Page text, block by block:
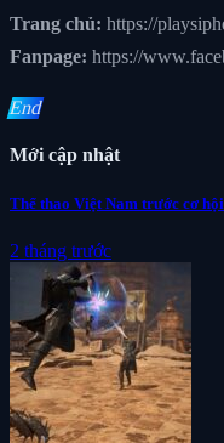
Trang chủ: https://
Fanpage: https://
End
Mới cập nhật
Thể thao Việt Nam trước cơ
2 tháng trước